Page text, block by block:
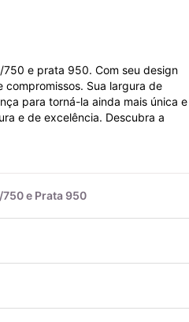
e prata 950. Com seu design
Sua largura de
para torná-la ainda mais única e
e de excelência. Descubra a
e Prata 950